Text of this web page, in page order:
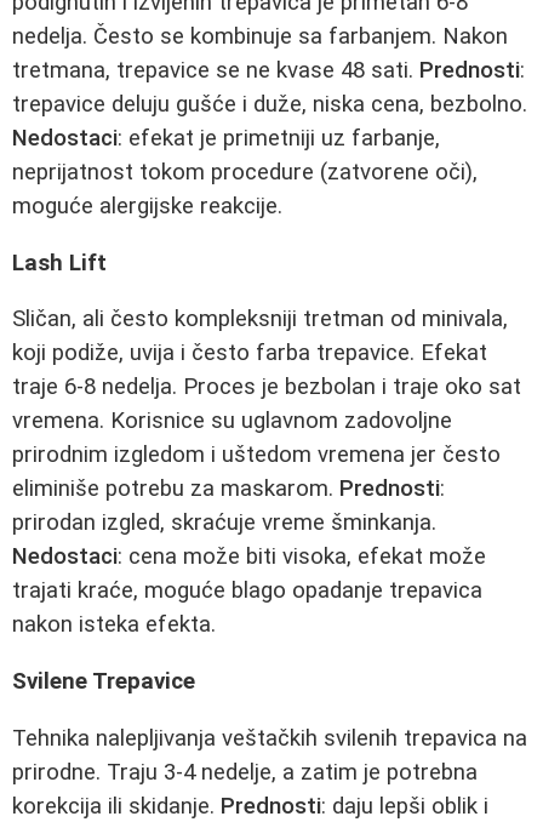
nedelja. Često se kombinuje sa farbanjem. Nakon
tretmana, trepavice se ne kvase 48 sati. Prednosti:
trepavice deluju gušće i duže, niska cena, bezbolno.
Nedostaci: efekat je primetniji uz farbanje,
neprijatnost tokom procedure (zatvorene oči),
moguće alergijske reakcije.
Lash Lift
Sličan, ali često kompleksniji tretman od minivala,
koji podiže, uvija i često farba trepavice. Efekat
traje 6-8 nedelja. Proces je bezbolan i traje oko sat
vremena. Korisnice su uglavnom zadovoljne
prirodnim izgledom i uštedom vremena jer često
eliminiše potrebu za maskarom. Prednosti:
prirodan izgled, skraćuje vreme šminkanja.
Nedostaci: cena može biti visoka, efekat može
trajati kraće, moguće blago opadanje trepavica
nakon isteka efekta.
Svilene Trepavice
Tehnika nalepljivanja veštačkih svilenih trepavica na
prirodne. Traju 3-4 nedelje, a zatim je potrebna
korekcija ili skidanje. Prednosti: daju lepši oblik i